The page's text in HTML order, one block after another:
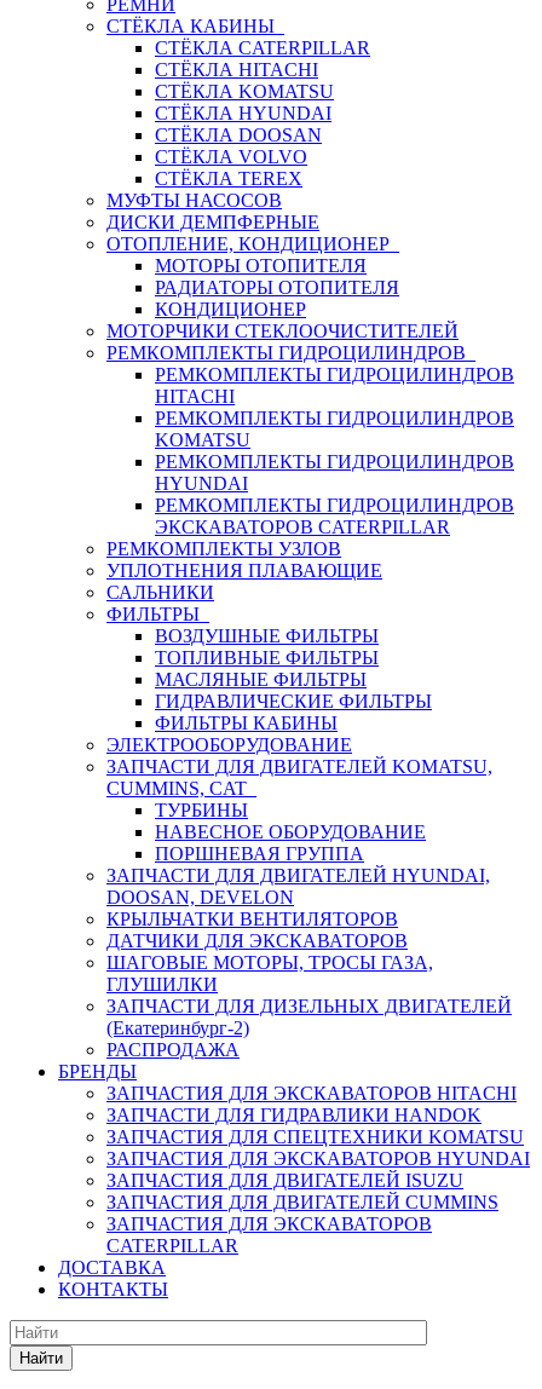
РЕМНИ
СТЁКЛА КАБИНЫ
СТЁКЛА CATERPILLAR
СТЁКЛА HITACHI
СТЁКЛА KOMATSU
СТЁКЛА HYUNDAI
СТЁКЛА DOOSAN
СТЁКЛА VOLVO
СТЁКЛА TEREX
МУФТЫ НАСОСОВ
ДИСКИ ДЕМПФЕРНЫЕ
ОТОПЛЕНИЕ, КОНДИЦИОНЕР
МОТОРЫ ОТОПИТЕЛЯ
РАДИАТОРЫ ОТОПИТЕЛЯ
КОНДИЦИОНЕР
МОТОРЧИКИ СТЕКЛООЧИСТИТЕЛЕЙ
РЕМКОМПЛЕКТЫ ГИДРОЦИЛИНДРОВ
РЕМКОМПЛЕКТЫ ГИДРОЦИЛИНДРОВ
HITACHI
РЕМКОМПЛЕКТЫ ГИДРОЦИЛИНДРОВ
KOMATSU
РЕМКОМПЛЕКТЫ ГИДРОЦИЛИНДРОВ
HYUNDAI
РЕМКОМПЛЕКТЫ ГИДРОЦИЛИНДРОВ
ЭКСКАВАТОРОВ CATERPILLAR
РЕМКОМПЛЕКТЫ УЗЛОВ
УПЛОТНЕНИЯ ПЛАВАЮЩИЕ
САЛЬНИКИ
ФИЛЬТРЫ
ВОЗДУШНЫЕ ФИЛЬТРЫ
ТОПЛИВНЫЕ ФИЛЬТРЫ
МАСЛЯНЫЕ ФИЛЬТРЫ
ГИДРАВЛИЧЕСКИЕ ФИЛЬТРЫ
ФИЛЬТРЫ КАБИНЫ
ЭЛЕКТРООБОРУДОВАНИЕ
ЗАПЧАСТИ ДЛЯ ДВИГАТЕЛЕЙ KOMATSU,
CUMMINS, CAT
ТУРБИНЫ
НАВЕСНОЕ ОБОРУДОВАНИЕ
ПОРШНЕВАЯ ГРУППА
ЗАПЧАСТИ ДЛЯ ДВИГАТЕЛЕЙ HYUNDAI,
DOOSAN, DEVELON
КРЫЛЬЧАТКИ ВЕНТИЛЯТОРОВ
ДАТЧИКИ ДЛЯ ЭКСКАВАТОРОВ
ШАГОВЫЕ МОТОРЫ, ТРОСЫ ГАЗА,
ГЛУШИЛКИ
ЗАПЧАСТИ ДЛЯ ДИЗЕЛЬНЫХ ДВИГАТЕЛЕЙ
(Екатеринбург-2)
РАСПРОДАЖА
БРЕНДЫ
ЗАПЧАСТИЯ ДЛЯ ЭКСКАВАТОРОВ HITACHI
ЗАПЧАСТИ ДЛЯ ГИДРАВЛИКИ HANDOK
ЗАПЧАСТИЯ ДЛЯ СПЕЦТЕХНИКИ KOMATSU
ЗАПЧАСТИЯ ДЛЯ ЭКСКАВАТОРОВ HYUNDAI
ЗАПЧАСТИЯ ДЛЯ ДВИГАТЕЛЕЙ ISUZU
ЗАПЧАСТИЯ ДЛЯ ДВИГАТЕЛЕЙ CUMMINS
ЗАПЧАСТИЯ ДЛЯ ЭКСКАВАТОРОВ
CATERPILLAR
ДОСТАВКА
КОНТАКТЫ
Найти